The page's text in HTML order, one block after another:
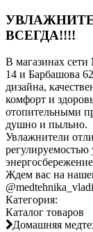
ВСЕГДА!!!!
В магазинах
14 и Барбашова
дизайна,
комфорт и
отопительными
душно и пыльно.
Увлажнители
регулируемостью
Ждем вас на
Категория:
Каталог товаров
Домашняя